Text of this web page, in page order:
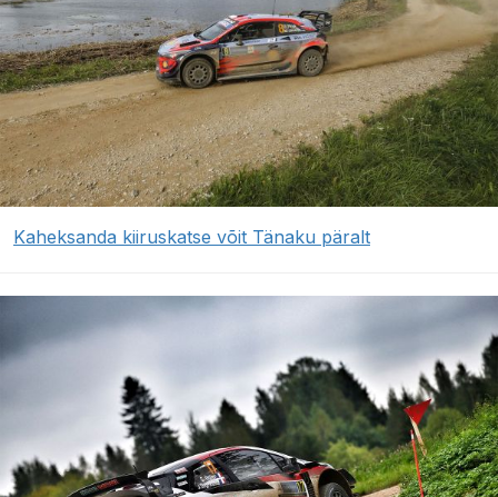
Kaheksanda kiiruskatse võit Tänaku päralt